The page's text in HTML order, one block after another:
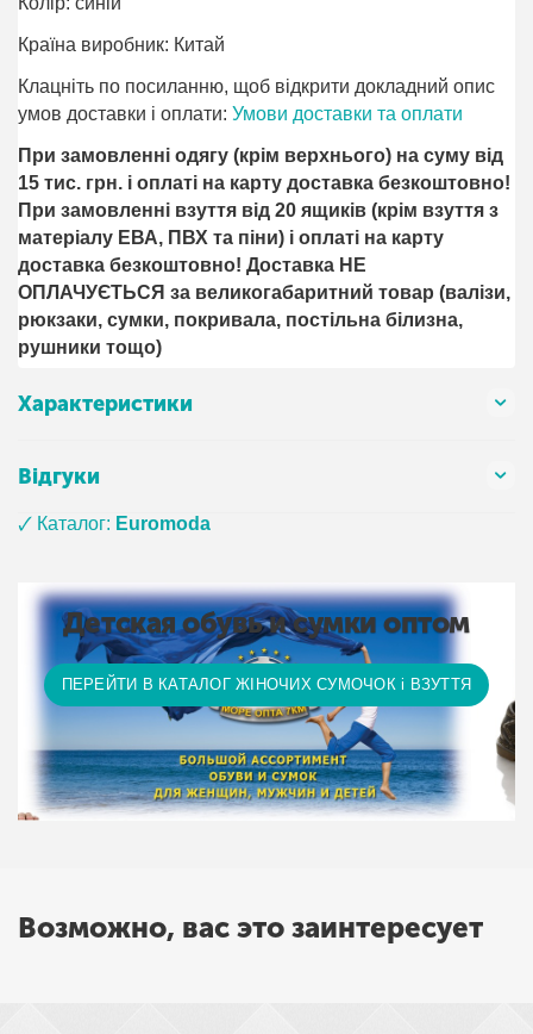
Країна виробник: Китай
Клацніть по посиланню, щоб відкрити докладний опис
умов доставки і оплати:Умови доставки та оплати
При замовленні одягу (крім верхнього) на суму від
15 тис. грн. і оплаті на карту доставка безкоштовно!
При замовленні взуття від 20 ящиків (крім взуття з
матеріалу ЕВА, ПВХ та піни) і оплаті на карту
доставка безкоштовно! Доставка НЕ ​​
ОПЛАЧУЄТЬСЯ за великогабаритний товар (валізи,
рюкзаки, сумки, покривала, постільна білизна,
рушники тощо)
Характеристики
Відгуки
🗸 Каталог: Euromoda
Детская обувь и сумки оптом
ПЕРЕЙТИ В КАТАЛОГ ЖІНОЧИХ СУМОЧОК і ВЗУТТЯ
Возможно, вас это заинтересует